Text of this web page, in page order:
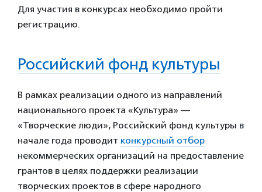
Для участия в конкурсах необходимо пройти
регистрацию.
Российский фонд культуры
В рамках реализации одного из направлений
национального проекта «Культура» —
«Творческие люди», Российский фонд культуры в
начале года проводит конкурсный отбор
некоммерческих организаций на предоставление
грантов в целях поддержки реализации
творческих проектов в сфере народного